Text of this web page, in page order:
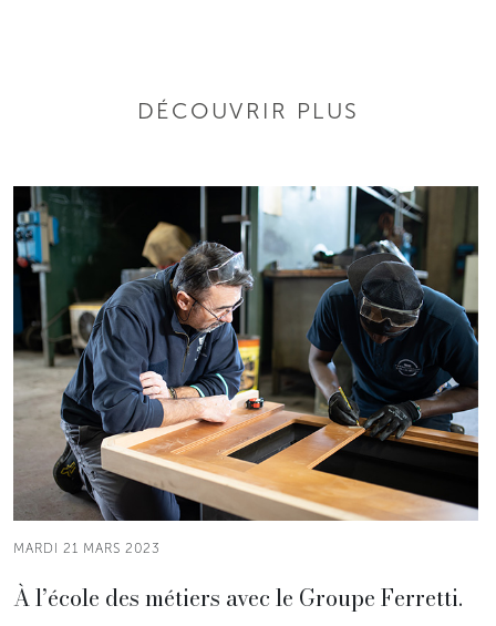
DÉCOUVRIR PLUS
MARDI 21 MARS 2023
À l’école des métiers avec le Groupe Ferretti.